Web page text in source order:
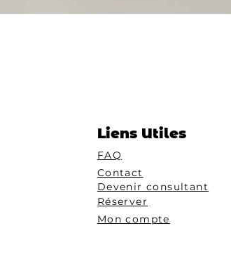
Liens Utiles
FAQ
Contact
Réserver
Devenir consultant
Mon compte